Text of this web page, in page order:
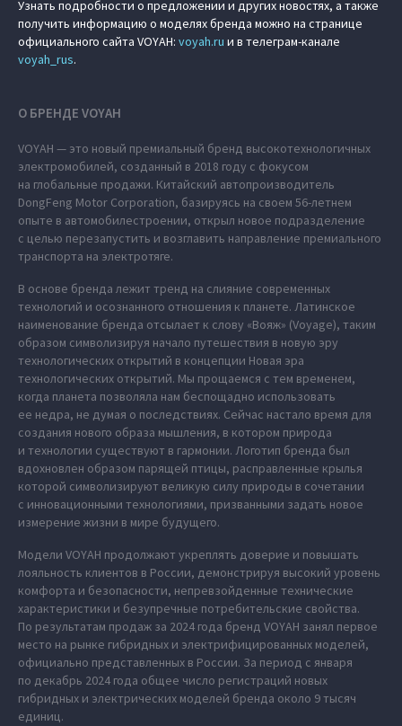
Узнать подробности о предложении и других новостях, а также
получить информацию о моделях бренда можно на странице
официального сайта VOYAH: voyah.ru и в телеграм-канале
voyah_rus.
О БРЕНДЕ VOYAH
VOYAH — это новый премиальный бренд высокотехнологичных
электромобилей, созданный в 2018 году с фокусом
на глобальные продажи. Китайский автопроизводитель
DongFeng Motor Corporation, базируясь на своем 56-летнем
опыте в автомобилестроении, открыл новое подразделение
с целью перезапустить и возглавить направление премиального
транспорта на электротяге.
В основе бренда лежит тренд на слияние современных
технологий и осознанного отношения к планете. Латинское
наименование бренда отсылает к слову «Вояж» (Voyage), таким
образом символизируя начало путешествия в новую эру
технологических открытий в концепции Новая эра
технологических открытий. Мы прощаемся с тем временем,
когда планета позволяла нам беспощадно использовать
ее недра, не думая о последствиях. Сейчас настало время для
создания нового образа мышления, в котором природа
и технологии существуют в гармонии. Логотип бренда был
вдохновлен образом парящей птицы, расправленные крылья
которой символизируют великую силу природы в сочетании
с инновационными технологиями, призванными задать новое
измерение жизни в мире будущего.
Модели VOYAH продолжают укреплять доверие и повышать
лояльность клиентов в России, демонстрируя высокий уровень
комфорта и безопасности, непревзойденные технические
характеристики и безупречные потребительские свойства.
По результатам продаж за 2024 года бренд VOYAH занял первое
место на рынке гибридных и электрифицированных моделей,
официально представленных в России. За период с января
по декабрь 2024 года общее число регистраций новых
гибридных и электрических моделей бренда около 9 тысяч
единиц.